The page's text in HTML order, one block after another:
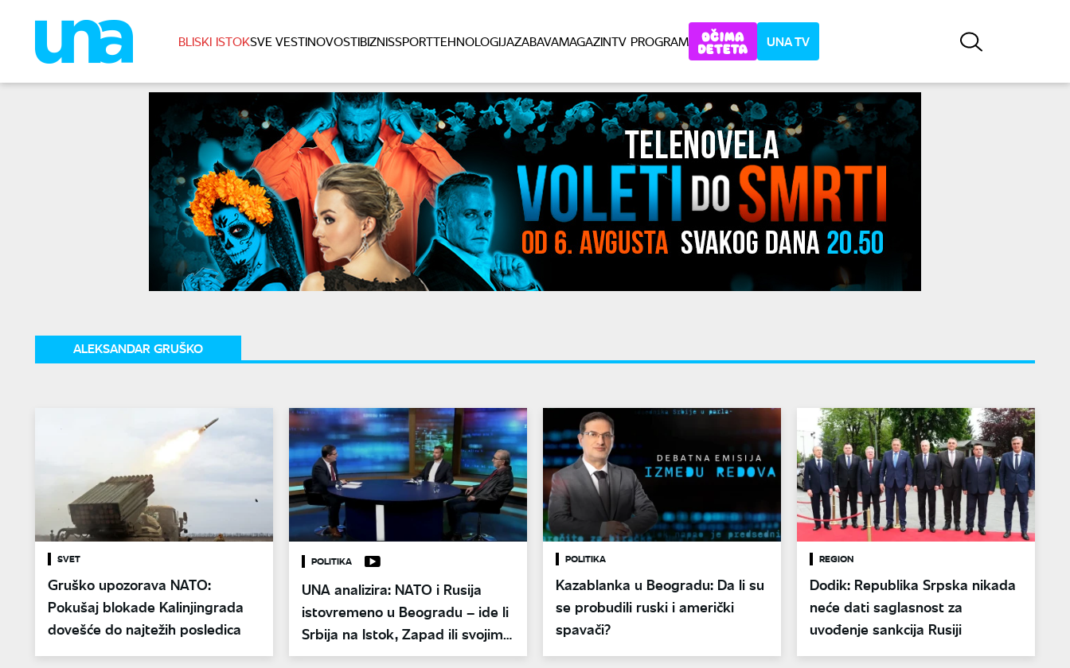
BLISKI ISTOKSVE VESTINOVOSTIBIZNISSPORTTEHNOLOGIJAZABAVAMAGAZINTV PROGRAM UNA TV
ALEKSANDAR GRUŠKO
SVET
Gruško upozorava NATO:
Pokušaj blokade Kalinjingrada
dovešće do najtežih posledica
POLITIKA
UNA analizira: NATO i Rusija
istovremeno u Beogradu – ide li
Srbija na Istok, Zapad ili svojim
putem?
POLITIKA
Kazablanka u Beogradu: Da li su
se probudili ruski i američki
spavači?
REGION
Dodik: Republika Srpska nikada
neće dati saglasnost za
uvođenje sankcija Rusiji